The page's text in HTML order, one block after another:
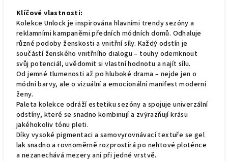
Klíčové vlastnosti:
Kolekce Unlock je inspirována hlavními trendy sezóny a
reklamními kampaněmi předních módních domů. Odhaluje
různé podoby ženskosti a vnitřní síly. Každý odstín je
součástí ženského vnitřního dialogu – touhy odemknout
svůj potenciál, uvědomit si vlastní hodnotu a najít sílu.
Od jemné tlumenosti až po hluboké drama – nejde jen o
módní barvy, ale o vizuální a emocionální manifest moderní
ženy.
Paleta kolekce odráží estetiku sezóny a spojuje univerzální
odstíny, které se snadno kombinují a zvýrazňují krásu
jakéhokoliv tónu pleti.
Díky vysoké pigmentaci a samovyrovnávací textuře se gel
lak snadno a rovnoměrně rozprostírá po nehtové ploténce
a nezanechává mezery ani při jedné vrstvě.